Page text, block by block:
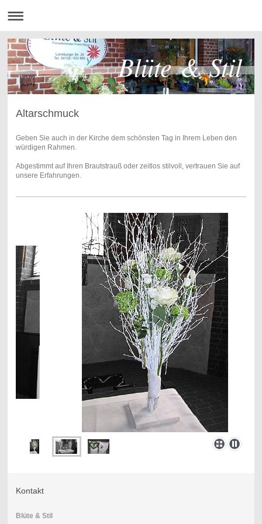
Blüte & Stil
Altarschmuck
Geben Sie auch in der Kirche dem schönsten Tag in Ihrem Leben den
würdigen Rahmen.
Abgestimmt auf Ihren Brautstrauß oder zeitlos stilvoll, vertrauen Sie auf
unsere Erfahrungen.
Kontakt
Blüte & Stil